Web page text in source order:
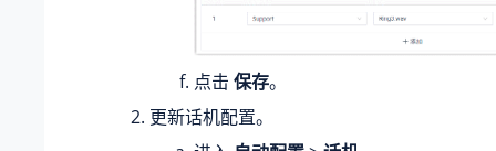
点击 保存。
更新话机配置。